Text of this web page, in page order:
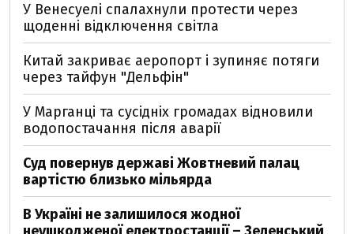
У Венесуелі спалахнули протести через
щоденні відключення світла
Китай закриває аеропорт і зупиняє потяги
через тайфун "Дельфін"
У Марганці та сусідніх громадах відновили
водопостачання після аварії
Суд повернув державі Жовтневий палац
вартістю близько мільярда
В Україні не залишилося жодної